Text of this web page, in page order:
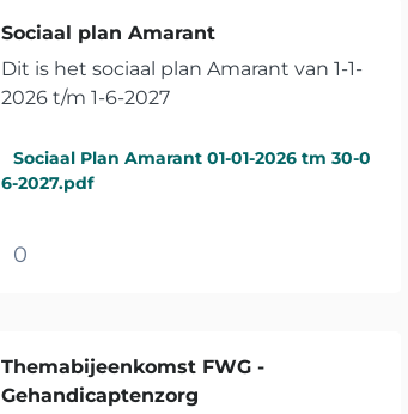
Sociaal plan Amarant
Dit is het sociaal plan Amarant van 1-1-
2026 t/m 1-6-2027
Sociaal Plan Amarant 01-01-2026 tm 30-0
6-2027.pdf
0
Themabijeenkomst FWG -
Gehandicaptenzorg